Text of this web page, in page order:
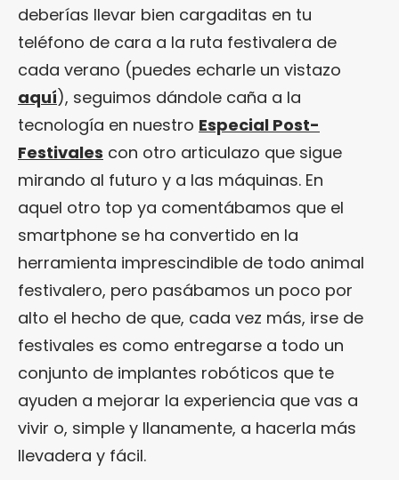
deberías llevar bien cargaditas en tu
teléfono de cara a la ruta festivalera de
cada verano (puedes echarle un vistazo
aquí), seguimos dándole caña a la
tecnología en nuestro Especial Post-
Festivales con otro articulazo que sigue
mirando al futuro y a las máquinas. En
aquel otro top ya comentábamos que el
smartphone se ha convertido en la
herramienta imprescindible de todo animal
festivalero, pero pasábamos un poco por
alto el hecho de que, cada vez más, irse de
festivales es como entregarse a todo un
conjunto de implantes robóticos que te
ayuden a mejorar la experiencia que vas a
vivir o, simple y llanamente, a hacerla más
llevadera y fácil.